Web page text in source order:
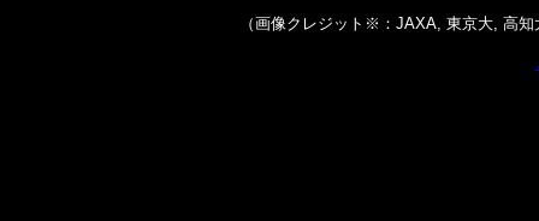
（画像クレジット※：JAXA, 東京大, 高